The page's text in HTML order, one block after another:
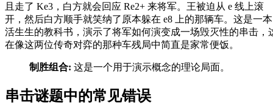
且走了 Ke3，白方就会回应 Re2+ 来将军。王被迫从 e 线上滚
开，然后白方顺手就笑纳了原本躲在 e8 上的那辆车。这是一本
活生生的教科书，演示了将军如何演变成一场毁灭性的串击，
在像这两位传奇对弈的那种车残局中简直是家常便饭。
制胜组合: 这是一个用于演示概念的理论局面。
串击谜题中的常见错误